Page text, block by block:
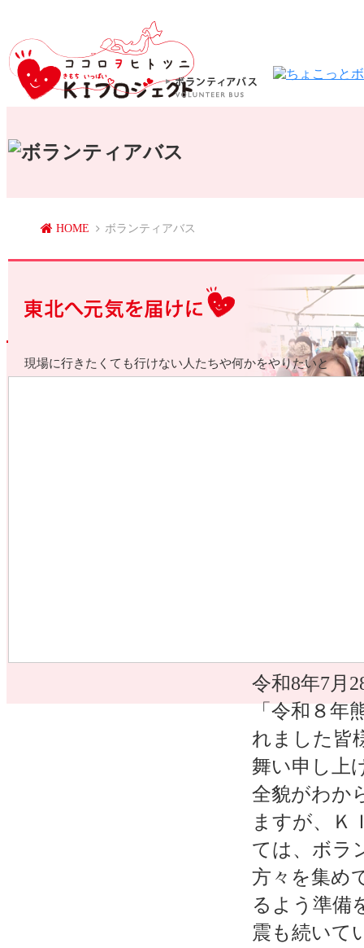
HOME ボランティアバス
現場に行きたくても行けない人たちや何かをやりたいと
令和8年7月
「令和８年
れました皆
舞い申し上
全貌がわか
ますが、Ｋ
ては、ボラ
方々を集め
るよう準備
震も続いて